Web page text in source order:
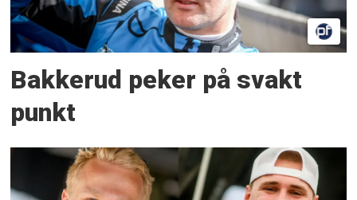
Bakkerud peker på svakt
punkt